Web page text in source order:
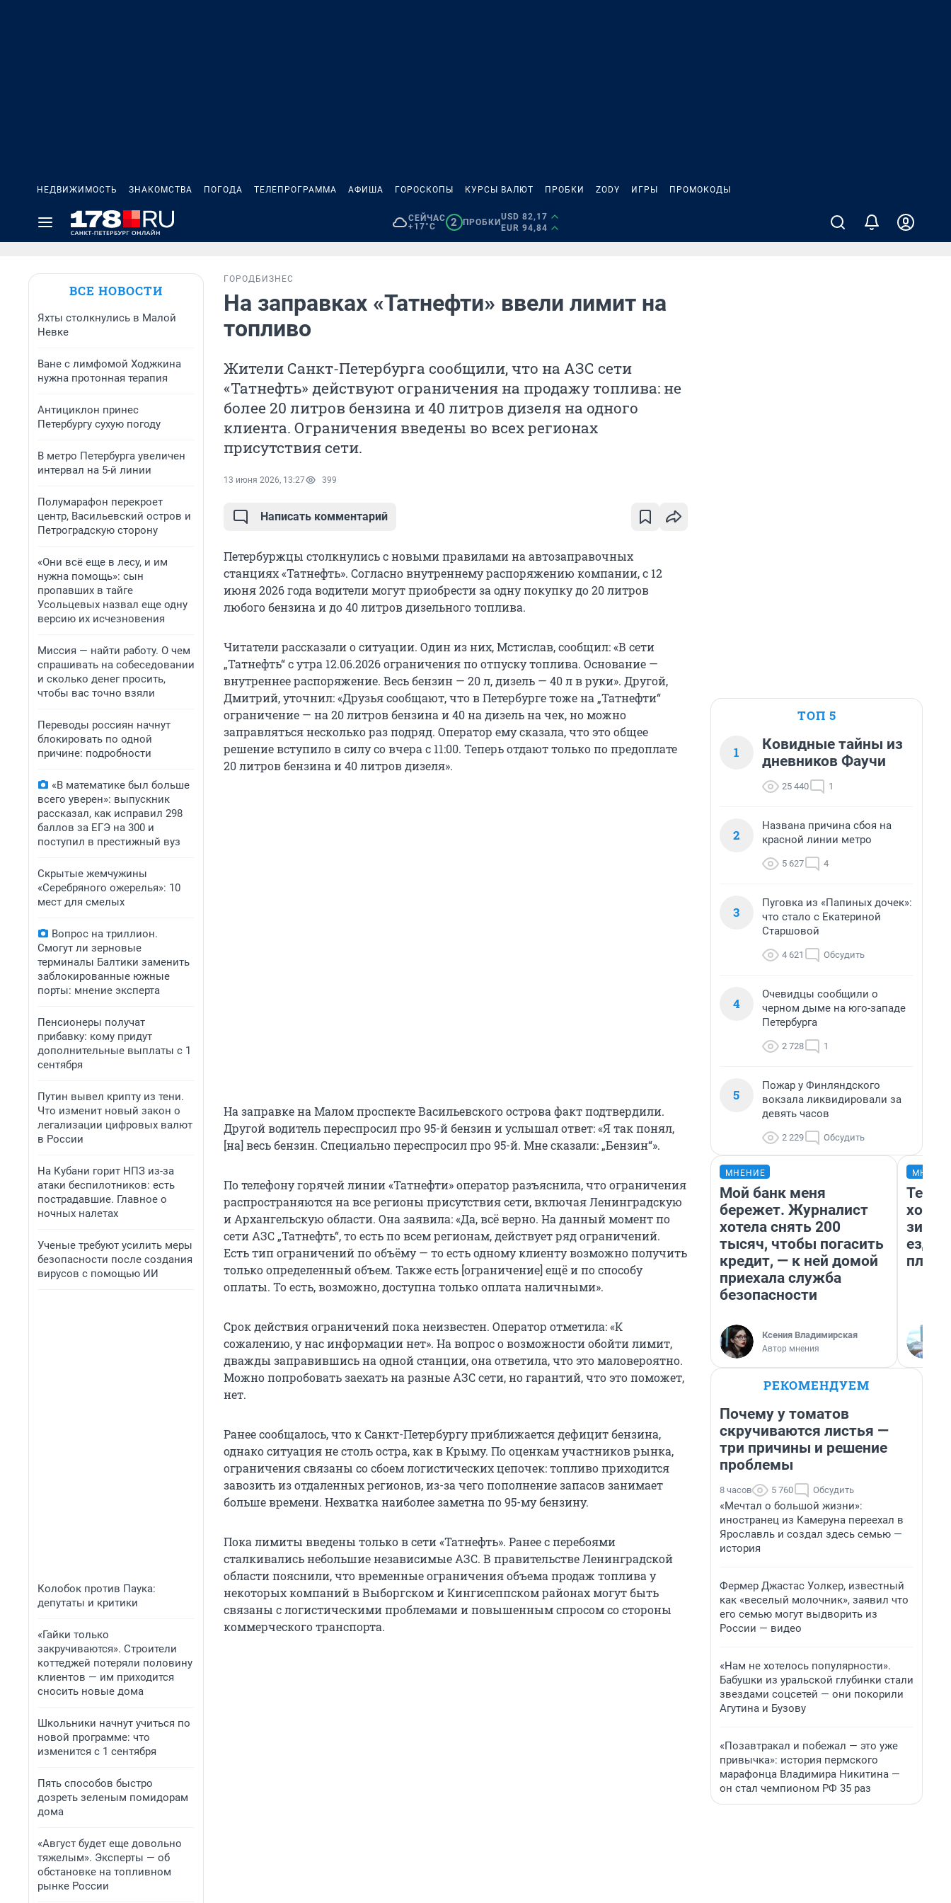
НЕДВИЖИМОСТЬ ЗНАКОМСТВА ПОГОДА ТЕЛЕПРОГРАММА АФИША ГОРОСКОПЫ КУРСЫ ВАЛЮТ ПРОБКИ ZODY ИГРЫ ПРОМОКОДЫ
СЕЙЧАС
+17°C
2 ПРОБКИ
USD 82,17
EUR 94,84
ВСЕ НОВОСТИ
Яхты столкнулись в Малой
Невке
Ване с лимфомой Ходжкина
нужна протонная терапия
Антициклон принес
Петербургу сухую погоду
В метро Петербурга увеличен
интервал на 5-й линии
Полумарафон перекроет
центр, Васильевский остров и
Петроградскую сторону
«Они всё еще в лесу, и им
нужна помощь»: сын
пропавших в тайге
Усольцевых назвал еще одну
версию их исчезновения
Миссия — найти работу. О чем
спрашивать на собеседовании
и сколько денег просить,
чтобы вас точно взяли
Переводы россиян начнут
блокировать по одной
причине: подробности
«В математике был больше
всего уверен»: выпускник
рассказал, как исправил 298
баллов за ЕГЭ на 300 и
поступил в престижный вуз
Скрытые жемчужины
«Серебряного ожерелья»: 10
мест для смелых
Вопрос на триллион.
Смогут ли зерновые
терминалы Балтики заменить
заблокированные южные
порты: мнение эксперта
Пенсионеры получат
прибавку: кому придут
дополнительные выплаты с 1
сентября
Путин вывел крипту из тени.
Что изменит новый закон о
легализации цифровых валют
в России
На Кубани горит НПЗ из-за
атаки беспилотников: есть
пострадавшие. Главное о
ночных налетах
Ученые требуют усилить меры
безопасности после создания
вирусов с помощью ИИ
Колобок против Паука:
депутаты и критики
«Гайки только
закручиваются». Строители
коттеджей потеряли половину
клиентов — им приходится
сносить новые дома
Школьники начнут учиться по
новой программе: что
изменится с 1 сентября
Пять способов быстро
дозреть зеленым помидорам
дома
«Август будет еще довольно
тяжелым». Эксперты — об
обстановке на топливном
рынке России
ГОРОД БИЗНЕС
На заправках «Татнефти» ввели лимит на
топливо
Жители Санкт-Петербурга сообщили, что на АЗС сети
«Татнефть» действуют ограничения на продажу топлива: не
более 20 литров бензина и 40 литров дизеля на одного
клиента. Ограничения введены во всех регионах
присутствия сети.
13 июня 2026, 13:27 399
Написать комментарий
Петербуржцы столкнулись с новыми правилами на автозаправочных
станциях «Татнефть». Согласно внутреннему распоряжению компании, с 12
июня 2026 года водители могут приобрести за одну покупку до 20 литров
любого бензина и до 40 литров дизельного топлива.
Читатели рассказали о ситуации. Один из них, Мстислав, сообщил: «В сети
„Татнефть“ с утра 12.06.2026 ограничения по отпуску топлива. Основание —
внутреннее распоряжение. Весь бензин — 20 л, дизель — 40 л в руки». Другой,
Дмитрий, уточнил: «Друзья сообщают, что в Петербурге тоже на „Татнефти“
ограничение — на 20 литров бензина и 40 на дизель на чек, но можно
заправляться несколько раз подряд. Оператор ему сказала, что это общее
решение вступило в силу со вчера с 11:00. Теперь отдают только по предоплате
20 литров бензина и 40 литров дизеля».
На заправке на Малом проспекте Васильевского острова факт подтвердили.
Другой водитель переспросил про 95-й бензин и услышал ответ: «Я так понял,
[на] весь бензин. Специально переспросил про 95-й. Мне сказали: „Бензин“».
По телефону горячей линии «Татнефти» оператор разъяснила, что ограничения
распространяются на все регионы присутствия сети, включая Ленинградскую
и Архангельскую области. Она заявила: «Да, всё верно. На данный момент по
сети АЗС „Татнефть“, то есть по всем регионам, действует ряд ограничений.
Есть тип ограничений по объёму — то есть одному клиенту возможно получить
только определенный объем. Также есть [ограничение] ещё и по способу
оплаты. То есть, возможно, доступна только оплата наличными».
Срок действия ограничений пока неизвестен. Оператор отметила: «К
сожалению, у нас информации нет». На вопрос о возможности обойти лимит,
дважды заправившись на одной станции, она ответила, что это маловероятно.
Можно попробовать заехать на разные АЗС сети, но гарантий, что это поможет,
нет.
Ранее сообщалось, что к Санкт-Петербургу приближается дефицит бензина,
однако ситуация не столь остра, как в Крыму. По оценкам участников рынка,
ограничения связаны со сбоем логистических цепочек: топливо приходится
завозить из отдаленных регионов, из-за чего пополнение запасов занимает
больше времени. Нехватка наиболее заметна по 95-му бензину.
Пока лимиты введены только в сети «Татнефть». Ранее с перебоями
сталкивались небольшие независимые АЗС. В правительстве Ленинградской
области пояснили, что временные ограничения объема продаж топлива у
некоторых компаний в Выборгском и Кингисеппском районах могут быть
связаны с логистическими проблемами и повышенным спросом со стороны
коммерческого транспорта.
ТОП 5
1
Ковидные тайны из
дневников Фаучи
25 440 1
2
Названа причина сбоя на
красной линии метро
5 627 4
3
Пуговка из «Папиных дочек»:
что стало с Екатериной
Старшовой
4 621 Обсудить
4
Очевидцы сообщили о
черном дыме на юго-западе
Петербурга
2 728 1
5
Пожар у Финляндского
вокзала ликвидировали за
девять часов
2 229 Обсудить
МНЕНИЕ
Мой банк меня
бережет. Журналист
хотела снять 200
тысяч, чтобы погасить
кредит, — к ней домой
приехала служба
безопасности
Ксения Владимирская
Автор мнения
ездит
РЕКОМЕНДУЕМ
Почему у томатов
скручиваются листья —
три причины и решение
проблемы
8 часов 5 760 Обсудить
«Мечтал о большой жизни»:
иностранец из Камеруна переехал в
Ярославль и создал здесь семью —
история
Фермер Джастас Уолкер, известный
как «веселый молочник», заявил что
его семью могут выдворить из
России — видео
«Нам не хотелось популярности».
Бабушки из уральской глубинки стали
звездами соцсетей — они покорили
Агутина и Бузову
«Позавтракал и побежал — это уже
привычка»: история пермского
марафонца Владимира Никитина —
он стал чемпионом РФ 35 раз